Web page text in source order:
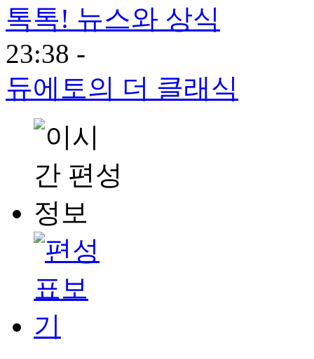
톡톡! 뉴스와 상식
23:38 -
듀에토의 더 클래식